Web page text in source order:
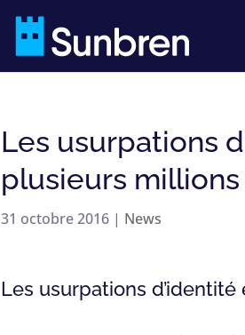
Les usurpations
plusieurs millions
31 octobre 2016 | News
Les usurpations